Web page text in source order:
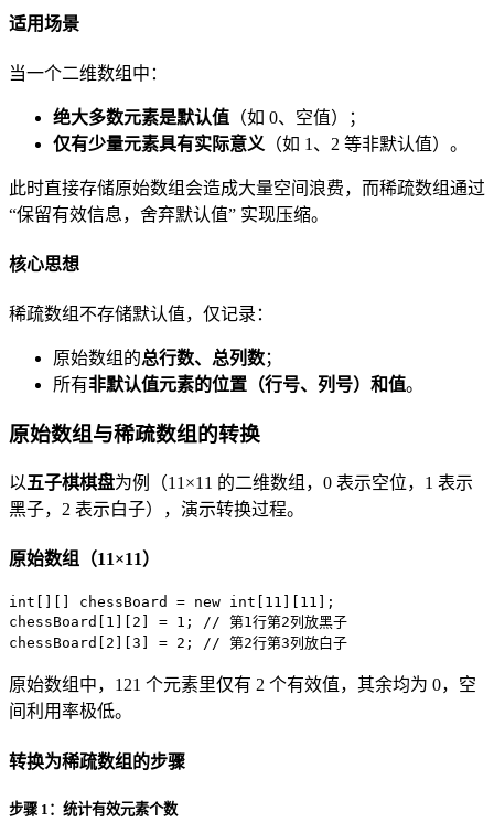
适用场景
当一个二维数组中：
绝大多数元素是默认值 （如 0、空值）；
仅有少量元素具有实际意义 （如 1、2 等非默认值）。
此时直接存储原始数组会造成大量空间浪费，而稀疏数组通过
“保留有效信息，舍弃默认值” 实现压缩。
核心思想
稀疏数组不存储默认值，仅记录：
原始数组的总行数、总列数；
所有非默认值元素的位置（行号、列号）和值。
原始数组与稀疏数组的转换
以五子棋棋盘为例（11×11 的二维数组，0 表示空位，1 表示
黑子，2 表示白子），演示转换过程。
原始数组（11×11）
int [][] chessBoard = new int 11 11 ];
chessBoard[ 1 2 ] = 1 ; // 第1行第2列放黑子
chessBoard[ 2 3 ] = 2 ; // 第2行第3列放白子
原始数组中，121 个元素里仅有 2 个有效值，其余均为 0，空
间利用率极低。
转换为稀疏数组的步骤
步骤 1：统计有效元素个数